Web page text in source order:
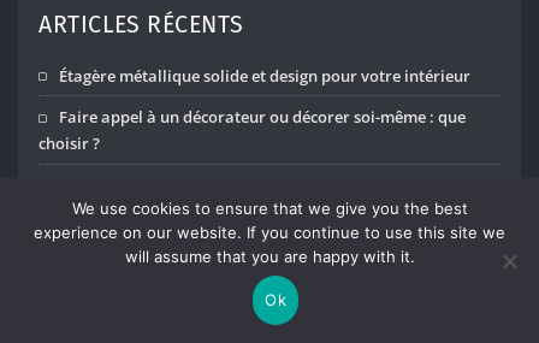
ARTICLES RÉCENTS
Étagère métallique solide et design pour votre intérieur
Faire appel à un décorateur ou décorer soi-même : que
choisir ?
sur vos dépenses annuelles ?
Créer une ambiance cocooning dans une chambre sans
Techniques naturelles pour attirer les libellules et réduire
We use cookies to ensure that we give you the best
experience on our website. If you continue to use this site we
will assume that you are happy with it.
Ok